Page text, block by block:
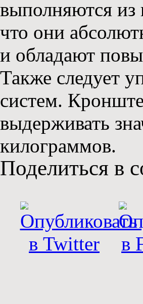
выполняются из
что они
и обладают
Также следует
систем.
выдерживать
килограммов.
Поделиться в